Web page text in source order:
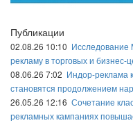
Публикации
02.08.26 10:10 Исследование
рекламу в торговых и бизнес-
08.06.26 7:02 Индор-реклама
становятся продолжением
26.05.26 12:16 Сочетание
рекламных кампаниях